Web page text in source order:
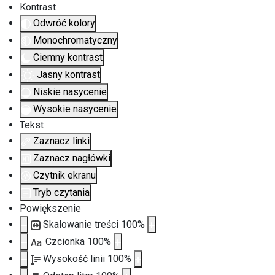
Kontrast
Odwróć kolory
Monochromatyczny
Ciemny kontrast
Jasny kontrast
Niskie nasycenie
Wysokie nasycenie
Tekst
Zaznacz linki
Zaznacz nagłówki
Czytnik ekranu
Tryb czytania
Powiększenie
Skalowanie treści 100%
Aa Czcionka 100%
Wysokość linii 100%